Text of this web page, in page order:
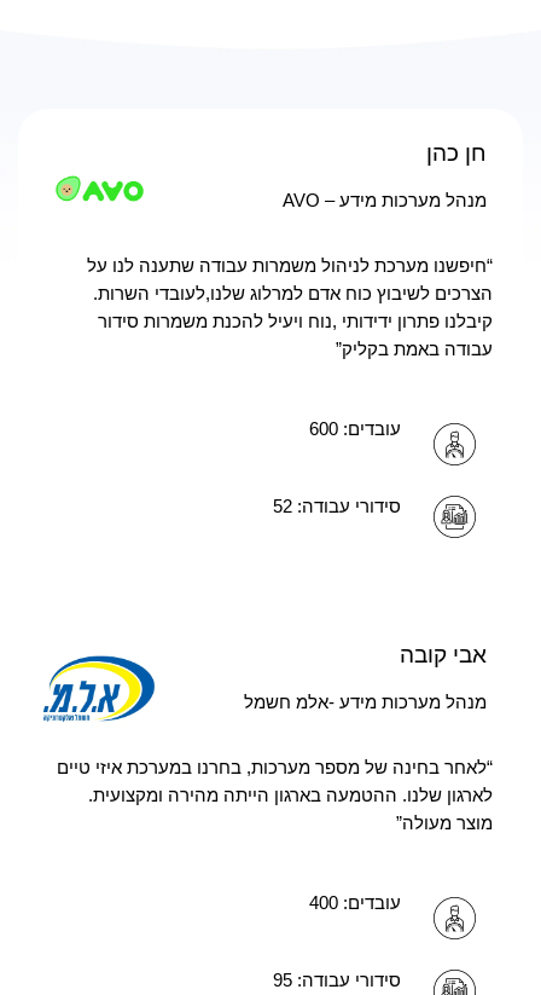
חן כהן
מנהל מערכות מידע – AVO
“חיפשנו מערכת לניהול משמרות עבודה שתענה לנו על
הצרכים לשיבוץ כוח אדם למרלוג שלנו,לעובדי השרות.
קיבלנו פתרון ידידותי ,נוח ויעיל להכנת משמרות סידור
עבודה באמת בקליק”
עובדים: 600
סידורי עבודה: 52
אבי קובה
מנהל מערכות מידע -אלמ חשמל
“לאחר בחינה של מספר מערכות, בחרנו במערכת איזי טיים
לארגון שלנו. ההטמעה בארגון הייתה מהירה ומקצועית.
מוצר מעולה”
עובדים: 400
סידורי עבודה: 95